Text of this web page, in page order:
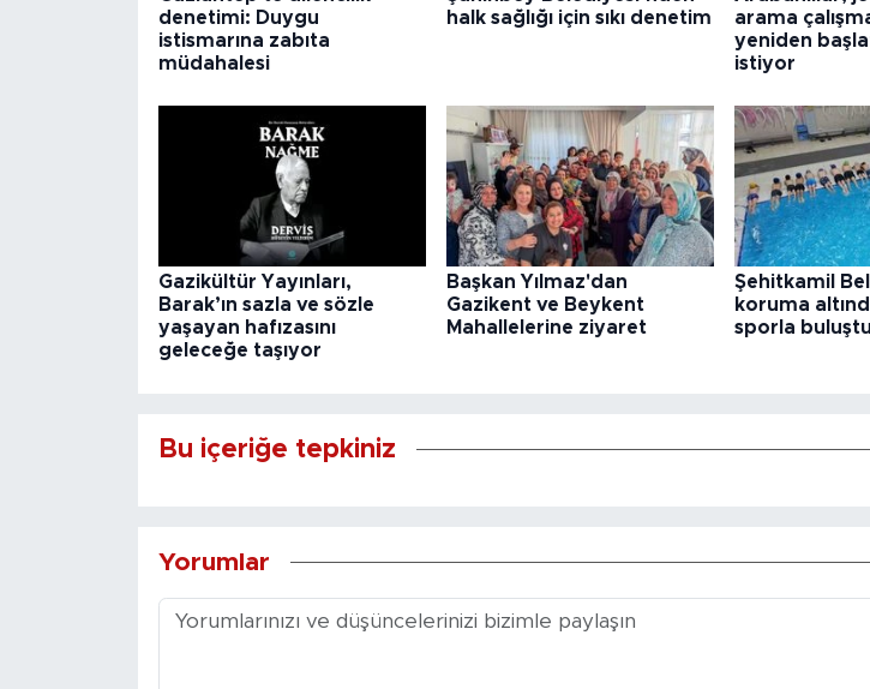
denetimi: Duygu
istismarına zabıta
müdahalesi
halk sağlığı için sıkı denetim
arama
yeniden
istiyor
Gazikültür Yayınları,
Barak’ın sazla ve sözle
yaşayan hafızasını
geleceğe taşıyor
Başkan Yılmaz'dan
Gazikent ve Beykent
Mahallelerine ziyaret
Şehitkamil
koruma
sporla
Bu içeriğe tepkiniz
Yorumlar